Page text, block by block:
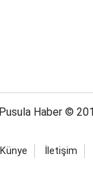
Pusula Haber ©
Künye İletişim